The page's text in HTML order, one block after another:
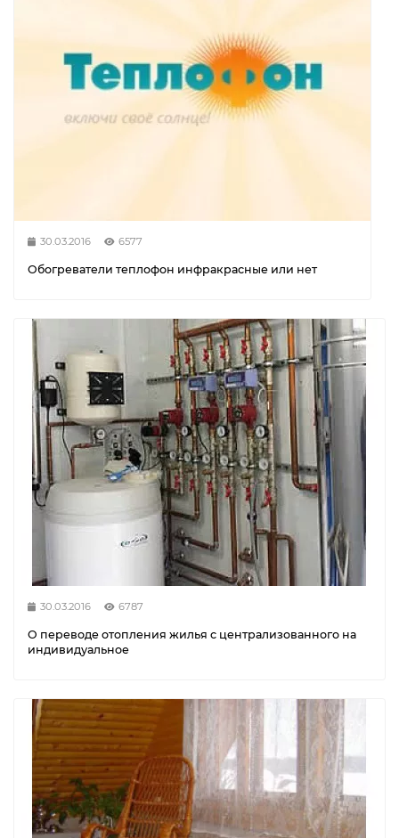
30.03.2016 6577
Обогреватели теплофон инфракрасные или нет
30.03.2016 6787
О переводе отопления жилья с централизованного на
индивидуальное